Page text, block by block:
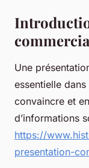
Une
essentielle
convaincre et
d’informations
https://
presentation-